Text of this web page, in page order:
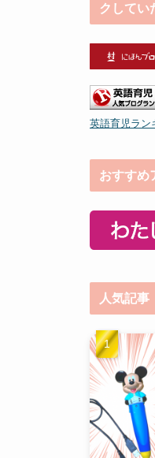
クしてい
英語育児ラン
おすすめ
人気記事